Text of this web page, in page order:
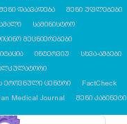
შენი დაავადება
შენი უფლებები
სამინისტრო
მეცნიერებები
ინტერვიუ
სხვა-ამბები
ეროვნული ცენტრი
FactCheck
Medical Journal შენი კაბინეტი